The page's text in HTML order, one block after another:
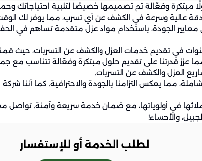
مبتكرة وفعّالة تم تصميمها خصيصًا لتلبية احتياجاتك
عالية وسرعة في الكشف عن أي تسرب، مما يوفر لك
الجودة، باستخدام مواد عزل متقدمة تساهم في
في تقديم خدمات العزل والكشف عن التسربات، حيث
قدرتنا على تقديم حلول مبتكرة وفعّالة تتناسب مع جميع
العزل والكشف عن التسربات.
مما يعكس التزامنا بالجودة والاحترافية. كما أننا
في أولوياتها، مع ضمان خدمة سريعة وآمنة. تواصل
والأحساء!
لطلب الخدمة أو للإستفسار